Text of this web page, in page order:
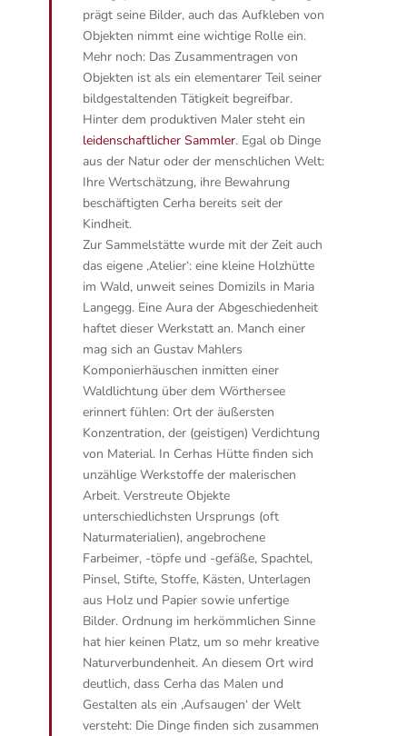
prägt seine Bilder, auch das Aufkleben von
Objekten nimmt eine wichtige Rolle ein.
Mehr noch: Das Zusammentragen von
Objekten ist als ein elementarer Teil seiner
bildgestaltenden Tätigkeit begreifbar.
Hinter dem produktiven Maler steht ein
leidenschaftlicher Sammler. Egal ob Dinge
aus der Natur oder der menschlichen Welt:
Ihre Wertschätzung, ihre Bewahrung
beschäftigten Cerha bereits seit der
Kindheit.
Zur Sammelstätte wurde mit der Zeit auch
das eigene ‚Atelier‘: eine kleine Holzhütte
im Wald, unweit seines Domizils in Maria
Langegg. Eine Aura der Abgeschiedenheit
haftet dieser Werkstatt an. Manch einer
mag sich an Gustav Mahlers
Komponierhäuschen inmitten einer
Waldlichtung über dem Wörthersee
erinnert fühlen: Ort der äußersten
Konzentration, der (geistigen) Verdichtung
von Material. In Cerhas Hütte finden sich
unzählige Werkstoffe der malerischen
Arbeit. Verstreute Objekte
unterschiedlichsten Ursprungs (oft
Naturmaterialien), angebrochene
Farbeimer, -töpfe und -gefäße, Spachtel,
Pinsel, Stifte, Stoffe, Kästen, Unterlagen
aus Holz und Papier sowie unfertige
Bilder. Ordnung im herkömmlichen Sinne
hat hier keinen Platz, um so mehr kreative
Naturverbundenheit. An diesem Ort wird
deutlich, dass Cerha das Malen und
Gestalten als ein ‚Aufsaugen‘ der Welt
versteht: Die Dinge finden sich zusammen